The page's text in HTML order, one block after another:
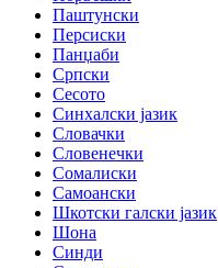
Паштунски
Персиски
Панџаби
Српски
Сесото
Синхалски јазик
Словачки
Словенечки
Сомалиски
Самоански
Шкотски галски јазик
Шона
Синди